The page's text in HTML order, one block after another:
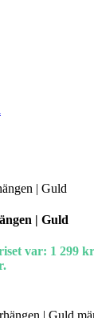
| Guld
var: 1 299